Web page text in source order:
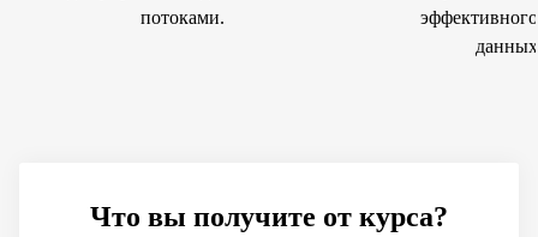
потоками.
Что вы получите от курса?